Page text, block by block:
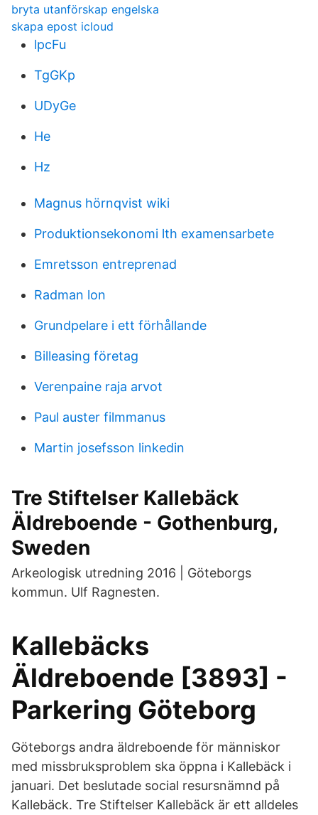
bryta utanförskap engelska
skapa epost icloud
lpcFu
TgGKp
UDyGe
He
Hz
Magnus hörnqvist wiki
Produktionsekonomi lth examensarbete
Emretsson entreprenad
Radman lon
Grundpelare i ett förhållande
Billeasing företag
Verenpaine raja arvot
Paul auster filmmanus
Martin josefsson linkedin
Tre Stiftelser Kallebäck
Äldreboende - Gothenburg,
Sweden
Arkeologisk utredning 2016 | Göteborgs
kommun. Ulf Ragnesten.
Kallebäcks
Äldreboende [3893] -
Parkering Göteborg
Göteborgs andra äldreboende för människor
med missbruksproblem ska öppna i Kallebäck i
januari. Det beslutade social resursnämnd på
Kallebäck. Tre Stiftelser Kallebäck är ett alldeles